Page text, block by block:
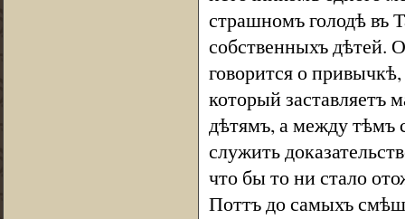
страшномъ голодѣ въ
собственныхъ дѣтей.
говорится о
который заставляетъ
дѣтямъ, а между тѣмъ
служить
что бы то ни стало
Поттъ до самыхъ